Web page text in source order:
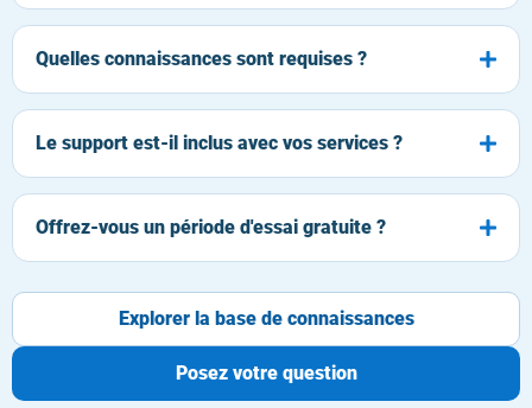
Quelles connaissances sont requises ?
Le support est-il inclus avec vos services ?
Offrez-vous un période d'essai gratuite ?
Explorer la base de connaissances
Posez votre question